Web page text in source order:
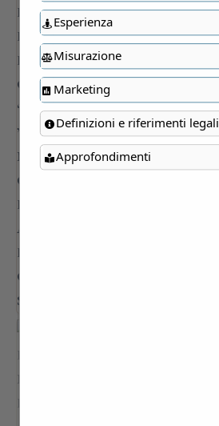
Esperienza
Misurazione
Marketing
Definizioni e riferimenti legali
Approfondimenti